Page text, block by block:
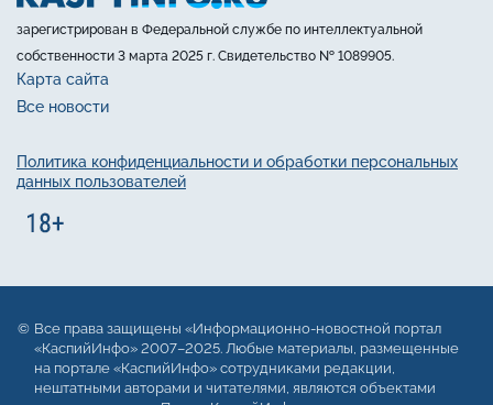
зарегистрирован в Федеральной службе по интеллектуальной
собственности 3 марта 2025 г. Свидетельство № 1089905.
Карта сайта
Все новости
Политика конфиденциальности и обработки персональных
данных пользователей
Все права защищены «Информационно-новостной портал
«КаспийИнфо» 2007–2025. Любые материалы, размещенные
на портале «КаспийИнфо» сотрудниками редакции,
нештатными авторами и читателями, являются объектами